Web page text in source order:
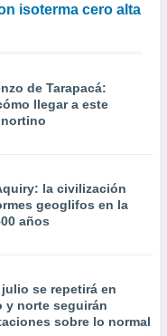
isoterma cero alta
de Tarapacá:
llegar a este
la civilización
geoglifos en la
años
se repetirá en
y norte seguirán
sobre lo normal